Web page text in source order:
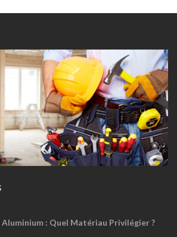
Aluminium : Quel Matériau Privilégier ?